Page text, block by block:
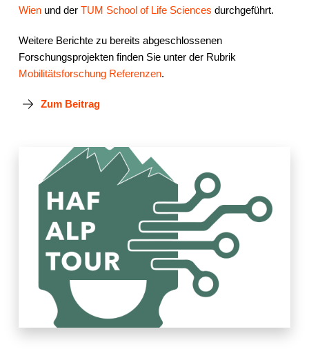
Wienund der TUM School of Life Sciences durchgeführt.
Weitere Berichte zu bereits abgeschlossenen
Forschungsprojekten finden Sie unter der Rubrik
Mobilitätsforschung Referenzen.
Zum Beitrag